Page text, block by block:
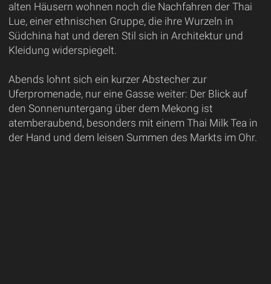
alten Häusern wohnen noch die Nachfahren der Thai
Lue, einer ethnischen Gruppe, die ihre Wurzeln in
Südchina hat und deren Stil sich in Architektur und
Kleidung widerspiegelt.
Abends lohnt sich ein kurzer Abstecher zur
Uferpromenade, nur eine Gasse weiter: Der Blick auf
den Sonnenuntergang über dem Mekong ist
atemberaubend, besonders mit einem Thai Milk Tea in
der Hand und dem leisen Summen des Markts im Ohr.